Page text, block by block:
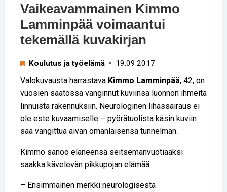
Vaikeavammainen Kimmo
Lamminpää voimaantui
tekemällä kuvakirjan
Koulutus ja työelämä • 19.09.2017
Valokuvausta harrastava Kimmo Lamminpää, 42, on
vuosien saatossa vanginnut kuviinsa luonnon ihmeitä
linnuista rakennuksiin. Neurologinen lihassairaus ei
ole este kuvaamiselle – pyörätuolista käsin kuviin
saa vangittua aivan omanlaisensa tunnelman.
Kimmo sanoo eläneensä seitsemänvuotiaaksi
saakka kävelevän pikkupojan elämää.
– Ensimmäinen merkki neurologisesta